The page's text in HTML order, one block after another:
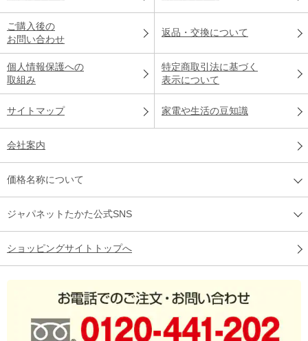
ご購入後の
お問い合わせ
返品・交換について
個人情報保護への
取組み
特定商取引法に基づく
表示について
サイトマップ 家電や生活の豆知識
会社案内
価格名称について
ジャパネットたかた公式SNS
ショッピングサイトトップへ